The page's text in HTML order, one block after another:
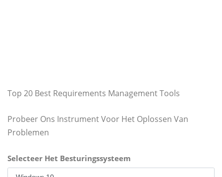
Top 20 Best Requirements Management Tools
Probeer Ons Instrument Voor Het Oplossen Van
Problemen
Selecteer Het Besturingssysteem